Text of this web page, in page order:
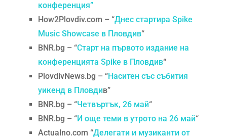
конференция”
How2Plovdiv.com – “Днес стартира Spike
Music Showcase в Пловдив“
BNR.bg – “Старт на първото издание на
конференцията Spike в Пловдив“
PlovdivNews.bg – “Наситен със събития
уикенд в Пловдив”
BNR.bg – “Четвъртък, 26 май“
BNR.bg – “И още теми в утрото на 26 май“
Actualno.com “Делегати и музиканти от